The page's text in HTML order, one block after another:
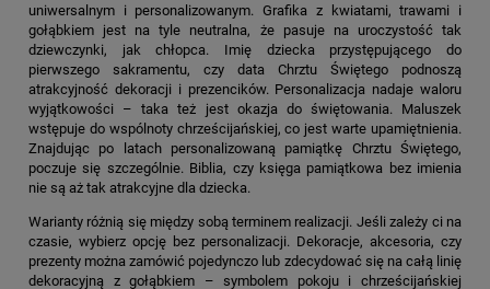
uniwersalnym i personalizowanym. Grafika z kwiatami, trawami i
gołąbkiem jest na tyle neutralna, że pasuje na uroczystość tak
dziewczynki, jak chłopca. Imię dziecka przystępującego do
pierwszego sakramentu, czy data Chrztu Świętego podnoszą
atrakcyjność dekoracji i prezencików. Personalizacja nadaje waloru
wyjątkowości – taka też jest okazja do świętowania. Maluszek
wstępuje do wspólnoty chrześcijańskiej, co jest warte upamiętnienia.
Znajdując po latach personalizowaną pamiątkę Chrztu Świętego,
poczuje się szczególnie. Biblia, czy księga pamiątkowa bez imienia
nie są aż tak atrakcyjne dla dziecka.
Warianty różnią się między sobą terminem realizacji. Jeśli zależy ci na
czasie, wybierz opcję bez personalizacji. Dekoracje, akcesoria, czy
prezenty można zamówić pojedynczo lub zdecydować się na całą linię
dekoracyjną z gołąbkiem – symbolem pokoju i chrześcijańskiej